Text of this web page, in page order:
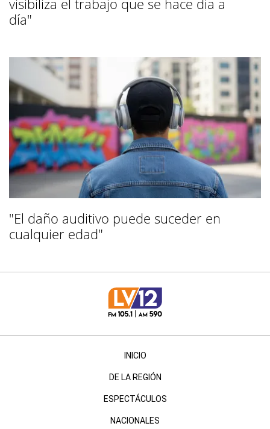
día"
"El daño auditivo puede suceder en
cualquier edad"
INICIO
DE LA REGIÓN
ESPECTÁCULOS
NACIONALES